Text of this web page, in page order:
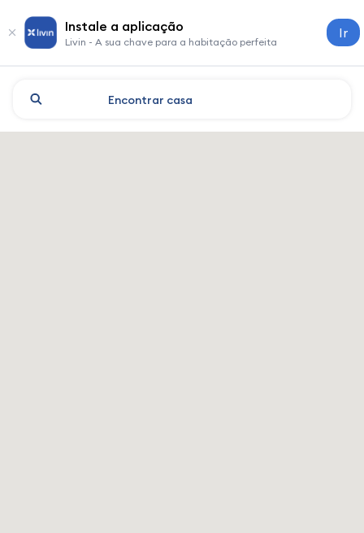
Instale a aplicação
Livin - A sua chave para a habitação perfeita
Ir
Encontrar casa
Shanghai: hotéis e